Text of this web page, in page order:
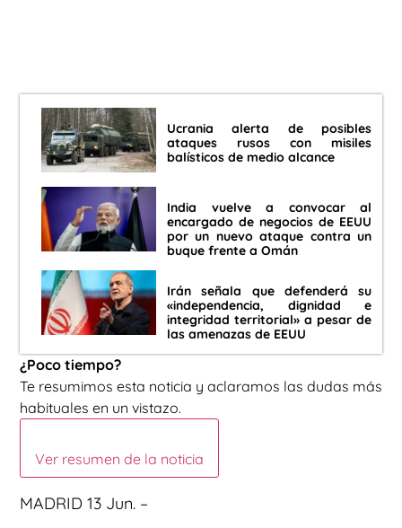
Ucrania alerta de posibles
ataques rusos con misiles
balísticos de medio alcance
India vuelve a convocar al
encargado de negocios de EEUU
por un nuevo ataque contra un
buque frente a Omán
Irán señala que defenderá su
«independencia, dignidad e
integridad territorial» a pesar de
las amenazas de EEUU
¿Poco tiempo?
Te resumimos esta noticia y aclaramos las dudas más
habituales en un vistazo.
Ver resumen de la noticia
MADRID 13 Jun. –